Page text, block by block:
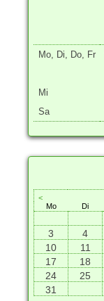
Mo, Di, Do, Fr
Mi
Sa
<
Mo
Di
3
4
10
11
17
18
24
25
31